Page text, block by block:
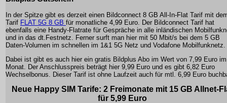
In der Spitze gibt es derzeit einen Bildconnect 8 GB All-In-Flat Tarif mit
Tarif FLAT 5G 8 GB für monatliche 4,99 Euro. Der Bildconnect Tarif hat
ebenfalls eine Handy-Flatrate für Gespräche in alle inländischen
und in das dt.Festnetz. Ferner surft man hier mit 50 Mbit/s bei dem 5 GB
Daten-Volumen im schnellen im 1&1 5G Netz und Vodafone Mobilfunknetz.
Dabei ist gibt es auch hier ein gratis Bildplus Abo im Wert von 7,99 Euro im
Monat. Der Anschlusspreis beträgt hier 9,99 Euro und es gibt 6,82 Euro
Wechselbonus. Dieser Tarif ist ohne Laufzeit auch für mtl. 6,99 Euro
Neue Happy SIM Tarife: 2 Freimonate mit 15 GB Allnet-
für 5,99 Euro